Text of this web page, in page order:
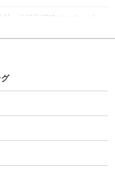
社
信託型円建てステーブル